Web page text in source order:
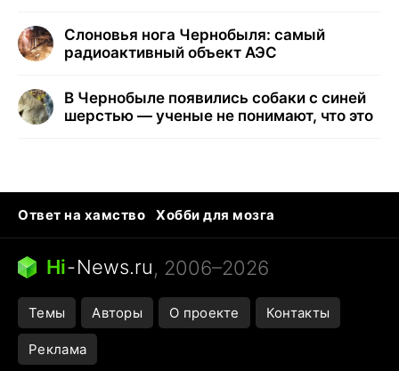
Слоновья нога Чернобыля: самый
радиоактивный объект АЭС
В Чернобыле появились собаки с синей
шерстью — ученые не понимают, что это
Ответ на хамство
Хобби для мозга
Бензин 100 и 95
Тунцы в океанариуме
Следующая пандемия
Hi-News.ru, 2006–2026
Темы Авторы О проекте Контакты
Реклама